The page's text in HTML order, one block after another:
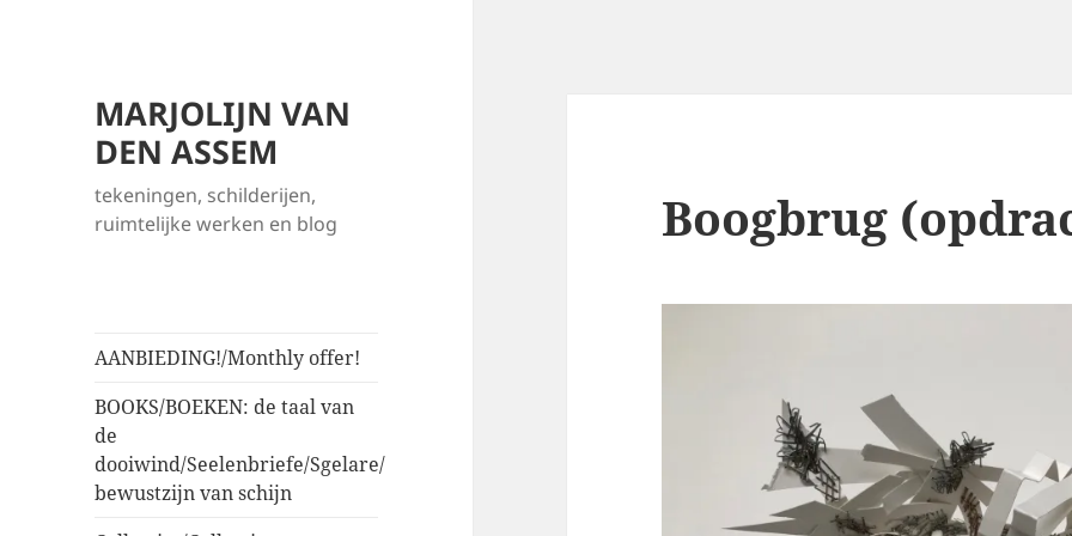
MARJOLIJN VAN
DEN ASSEM
tekeningen, schilderijen,
ruimtelijke werken en blog
AANBIEDING!/Monthly offer!
BOOKS/BOEKEN: de taal van
de
dooiwind/Seelenbriefe/Sgelare/
bewustzijn van schijn
Boogbrug